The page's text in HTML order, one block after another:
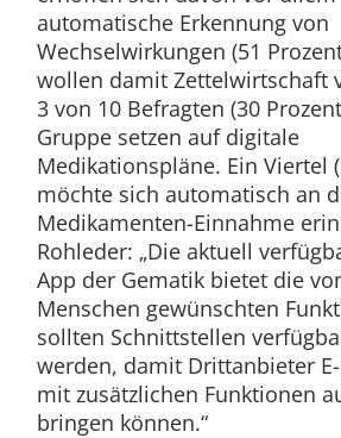
automatische Erkennung von
Wechselwirkungen (51
wollen damit Zettelwirtschaft
3 von 10 Befragten (30
Gruppe setzen auf digitale
Medikationspläne. Ein Viertel
möchte sich automatisch an
Medikamenten-Einnahme
Rohleder: „Die aktuell
App der Gematik bietet die
Menschen gewünschten
sollten Schnittstellen
werden, damit Drittanbieter E-
mit zusätzlichen Funktionen
bringen können.“